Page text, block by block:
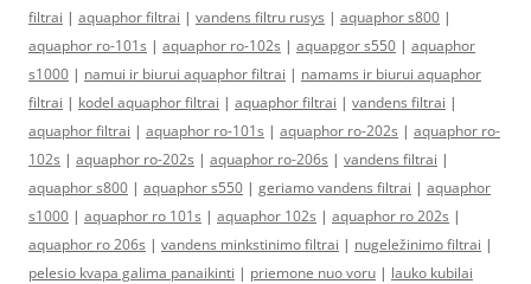
filtrai | aquaphor filtrai | vandens filtru rusys | aquaphor s800 |
aquaphor ro-101s | aquaphor ro-102s | aquapgor s550 | aquaphor
s1000 | namui ir biurui aquaphor filtrai | namams ir biurui aquaphor
filtrai | kodel aquaphor filtrai | aquaphor filtrai | vandens filtrai |
aquaphor filtrai | aquaphor ro-101s | aquaphor ro-202s | aquaphor ro-
102s | aquaphor ro-202s | aquaphor ro-206s | vandens filtrai |
aquaphor s800 | aquaphor s550 | geriamo vandens filtrai | aquaphor
s1000 | aquaphor ro 101s | aquaphor 102s | aquaphor ro 202s |
aquaphor ro 206s | vandens minkstinimo filtrai | nugeležinimo filtrai |
pelesio kvapa galima panaikinti | priemone nuo voru | lauko kubilai